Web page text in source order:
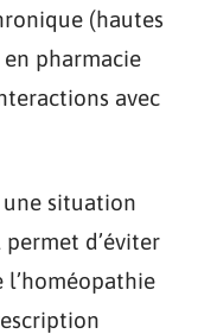
(hautes
pharmacie
avec
situation
d’éviter